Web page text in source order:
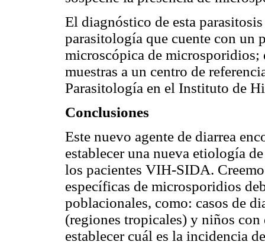
El diagnóstico de esta
parasitología que cuente con un
microscópica de microsporidios;
muestras a un centro de
Parasitología en el Instituto de
Conclusiones
Este nuevo agente de diarrea
establecer una nueva etiología
los pacientes VIH-SIDA.
específicas de microsporidios
poblacionales, como: casos de
(regiones tropicales) y niños
establecer cuál es la incidencia